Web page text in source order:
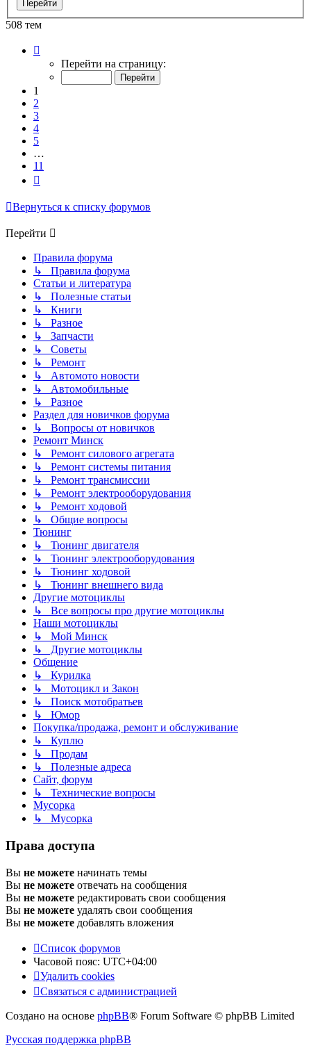
508 тем
Перейти на страницу:
1
2
3
4
5
…
11
Вернуться к списку форумов
Перейти
Правила форума
↳ Правила форума
Статьи и литература
↳ Полезные статьи
↳ Книги
↳ Разное
↳ Запчасти
↳ Советы
↳ Ремонт
↳ Автомото новости
↳ Автомобильные
↳ Разное
Раздел для новичков форума
↳ Вопросы от новичков
Ремонт Минск
↳ Ремонт силового агрегата
↳ Ремонт системы питания
↳ Ремонт трансмиссии
↳ Ремонт электрооборудования
↳ Ремонт ходовой
↳ Общие вопросы
Тюнинг
↳ Тюнинг двигателя
↳ Тюнинг электрооборудования
↳ Тюнинг ходовой
↳ Тюнинг внешнего вида
Другие мотоциклы
↳ Все вопросы про другие мотоциклы
Наши мотоциклы
↳ Мой Минск
↳ Другие мотоциклы
Общение
↳ Курилка
↳ Мотоцикл и Закон
↳ Поиск мотобратьев
↳ Юмор
Покупка/продажа, ремонт и обслуживание
↳ Куплю
↳ Продам
↳ Полезные адреса
Сайт, форум
↳ Технические вопросы
Мусорка
↳ Мусорка
Права доступа
Вы не можете начинать темы
Вы не можете отвечать на сообщения
Вы не можете редактировать свои сообщения
Вы не можете удалять свои сообщения
Вы не можете добавлять вложения
Список форумов
Часовой пояс: UTC+04:00
Удалить cookies
Связаться с администрацией
Создано на основе phpBB® Forum Software © phpBB Limited
Русская поддержка phpBB